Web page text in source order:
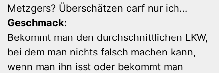
Metzgers? Überschätzen darf nur ich…
Geschmack:
Bekommt man den durchschnittlichen LKW,
bei dem man nichts falsch machen kann,
wenn man ihn isst oder bekommt man